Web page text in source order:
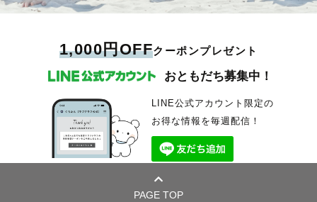
1,000円OFFクーポンプレゼント
おともだち募集中！
LINE公式アカウント限定の
お得な情報を毎週配信！
PAGE TOP